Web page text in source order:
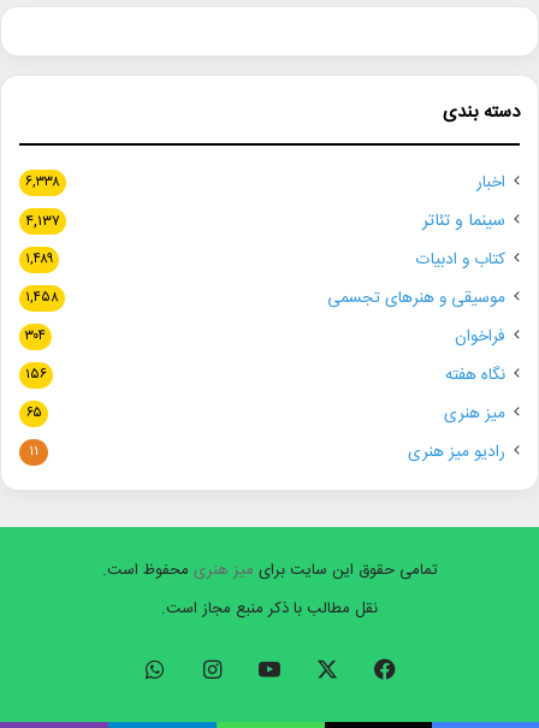
دسته بندی
اخبار ۶,۳۳۸
سینما و تئاتر ۴,۱۳۷
کتاب و ادبیات ۱,۴۸۹
موسیقی و هنرهای تجسمی ۱,۴۵۸
فراخوان ۳۰۴
نگاه هفته ۱۵۶
میز هنری ۶۵
رادیو میز هنری ۱۱
تمامی حقوق این سایت برای میز هنری محفوظ است.
نقل مطالب با ذکر منبع مجاز است.
فیسبوک ایکس یوتیوب اینستاگرام